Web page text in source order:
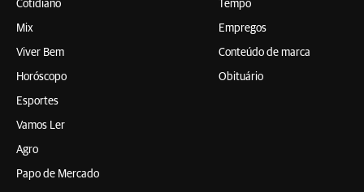
Cotidiano
Mix
Viver Bem
Horóscopo
Esportes
Vamos Ler
Agro
Papo de Mercado
Tempo
Empregos
Conteúdo de marca
Obituário